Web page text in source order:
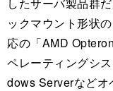
ックマウント形状
応の「AMD
ペレーティングシ
dows Serverなどオ